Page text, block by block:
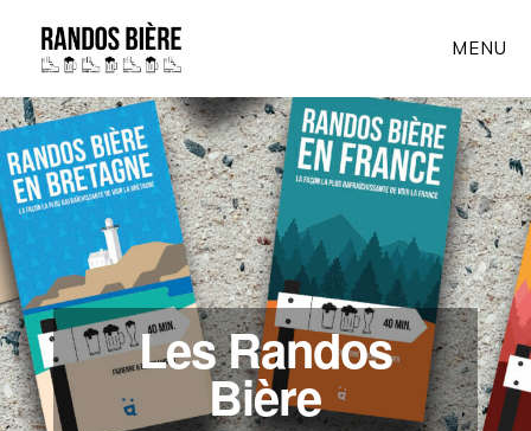
Skip
main
content
MENU
Main
Content
Les Randos
Bière